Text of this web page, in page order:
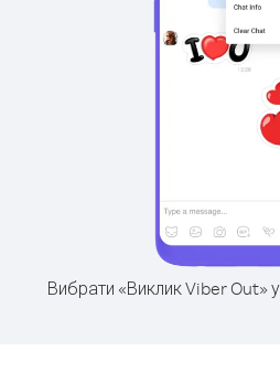
Вибрати «Виклик Viber Out»